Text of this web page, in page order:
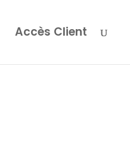
Accès Client